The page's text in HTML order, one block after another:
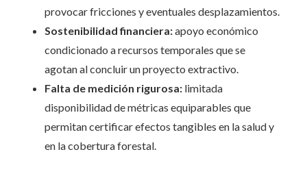
provocar fricciones y eventuales desplazamientos.
Sostenibilidad financiera:apoyo económico
condicionado a recursos temporales que se
agotan al concluir un proyecto extractivo.
Falta de medición rigurosa: limitada
disponibilidad de métricas equiparables que
permitan certificar efectos tangibles en la salud y
en la cobertura forestal.